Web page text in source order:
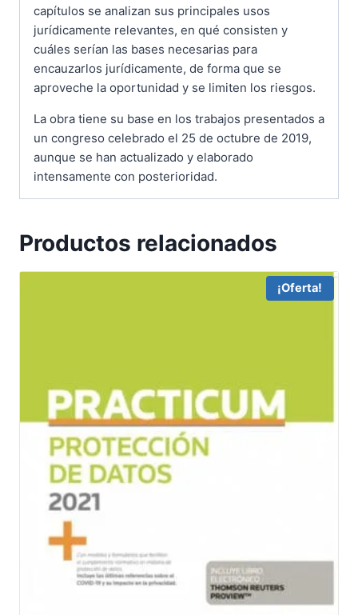
capítulos se analizan sus principales usos
jurídicamente relevantes, en qué consisten y
cuáles serían las bases necesarias para
encauzarlos jurídicamente, de forma que se
aproveche la oportunidad y se limiten los riesgos.
La obra tiene su base en los trabajos presentados a
un congreso celebrado el 25 de octubre de 2019,
aunque se han actualizado y elaborado
intensamente con posterioridad.
Productos relacionados
¡Oferta!